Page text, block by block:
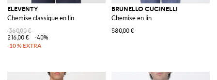
ELEVENTY
Chemise classique en lin
360,00 €
216,00 €
-40%
BRUNELLO CUCINELLI
Chemise en lin
580,00 €